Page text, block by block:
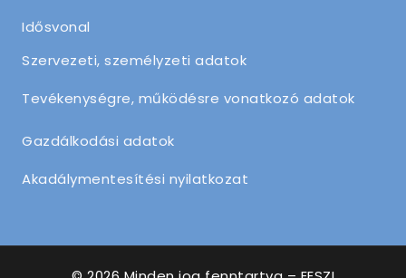
Idősvonal
Szervezeti, személyzeti adatok
Tevékenységre, működésre vonatkozó adatok
Gazdálkodási adatok
Akadálymentesítési nyilatkozat